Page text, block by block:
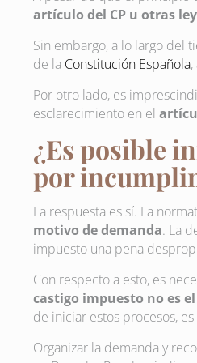
artículo del CP u otras
Sin embargo, a lo largo del
de la Constitución Española,
Por otro lado, es
esclarecimiento en el
¿Es posible
por
La respuesta es sí. La
motivo de demanda. La
impuesto una pena
Con respecto a esto, es
castigo impuesto no es
de iniciar estos procesos,
Organizar la demanda y